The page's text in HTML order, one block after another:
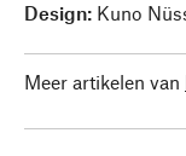
Design: Kuno
Meer artikelen van